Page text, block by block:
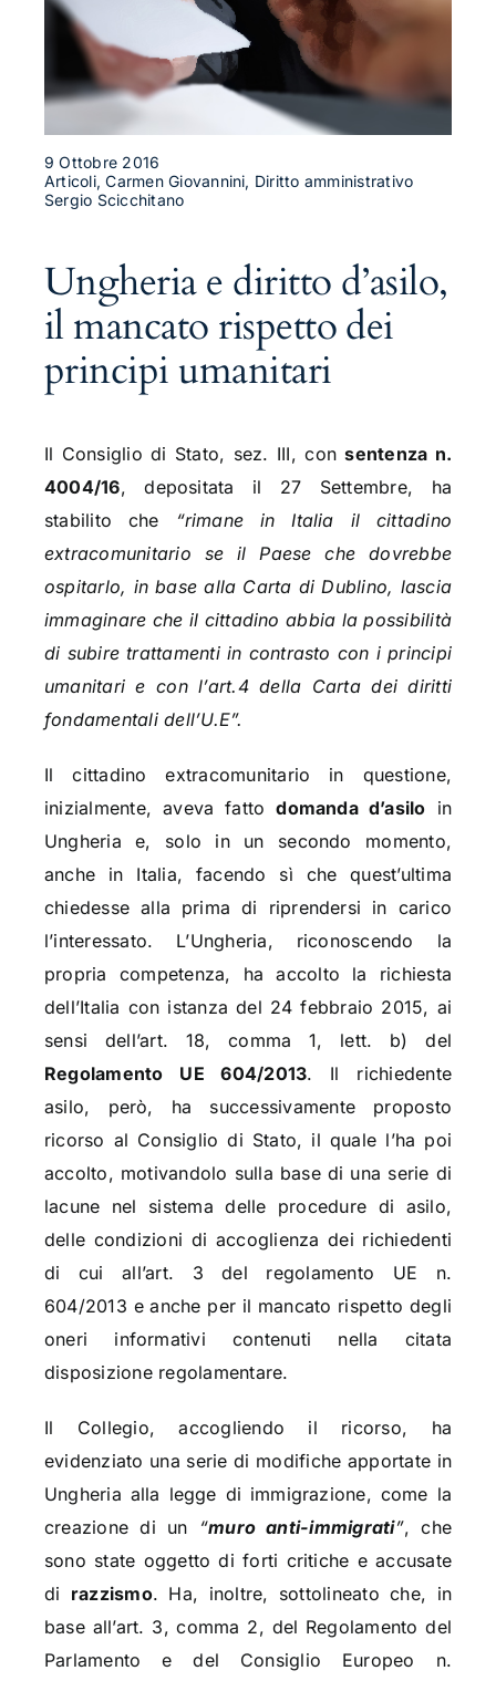
9 Ottobre 2016
Articoli, Carmen Giovannini, Diritto amministrativo
Sergio Scicchitano
Ungheria e diritto d’asilo,
il mancato rispetto dei
principi umanitari
Il Consiglio di Stato, sez. III, consentenza n.
4004/16, depositata il 27 Settembre, ha
stabilito che
“rimane in Italia il cittadino
extracomunitario se il Paese che dovrebbe
ospitarlo, in base alla Carta di Dublino, lascia
immaginare che il cittadino abbia la possibilità
di subire trattamenti in contrasto con i principi
umanitari e con l’art.4 della Carta dei diritti
fondamentali dell’U.E”.
Il cittadino extracomunitario in questione,
inizialmente, aveva fattodomanda d’asilo in
Ungheria e, solo in un secondo momento,
anche in Italia, facendo sì che quest’ultima
chiedesse alla prima di riprendersi in carico
l’interessato. L’Ungheria, riconoscendo la
propria competenza, ha accolto la richiesta
dell’Italia con istanza del 24 febbraio 2015, ai
sensi dell’art. 18, comma 1, lett. b) del
Regolamento UE 604/2013. Il richiedente
asilo, però, ha successivamente proposto
ricorso al Consiglio di Stato, il quale l’ha poi
accolto, motivandolo sulla base di una serie di
lacune nel sistema delle procedure di asilo,
delle condizioni di accoglienza dei richiedenti
di cui all’art. 3 del regolamento UE n.
604/2013 e anche per il mancato rispetto degli
oneri informativi contenuti nella citata
disposizione regolamentare.
Il Collegio, accogliendo il ricorso, ha
evidenziato una serie di modifiche apportate in
Ungheria alla legge di immigrazione, come la
creazione di un
“muro anti-immigrati”, che
sono state oggetto di forti critiche e accusate
di razzismo. Ha, inoltre, sottolineato che, in
base all’art. 3, comma 2, del Regolamento del
Parlamento e del Consiglio Europeo n.